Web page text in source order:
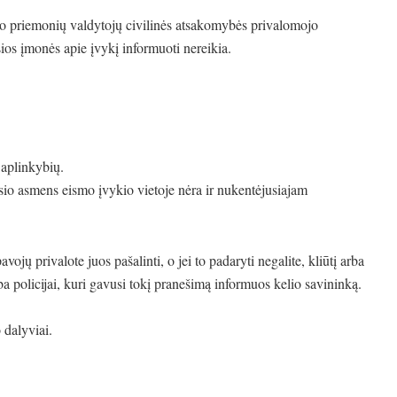
priemonių valdytojų civilinės atsakomybės privalomojo
įmonės apie įvykį informuoti nereikia.
asmens eismo įvykio vietoje nėra ir nukentėjusiajam
privalote juos pašalinti, o jei to padaryti negalite, kliūtį arba
policijai, kuri gavusi tokį pranešimą informuos kelio savininką.
dalyviai.